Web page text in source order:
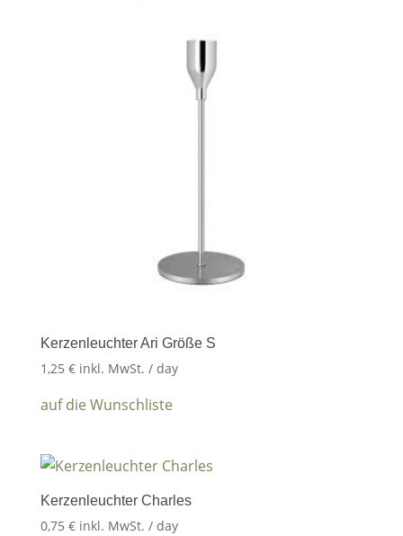
Kerzenleuchter Ari Größe S
1,25 € inkl. MwSt. / day
auf die Wunschliste
Kerzenleuchter Charles
0,75 € inkl. MwSt. / day